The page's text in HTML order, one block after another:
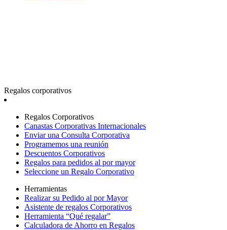
Regalos corporativos
Regalos Corporativos
Canastas Corporativas Internacionales
Enviar una Consulta Corporativa
Programemos una reunión
Descuentos Corporativos
Regalos para pedidos al por mayor
Seleccione un Regalo Corporativo
Herramientas
Realizar su Pedido al por Mayor
Asistente de regalos Corporativos
Herramienta “Qué regalar”
Calculadora de Ahorro en Regalos